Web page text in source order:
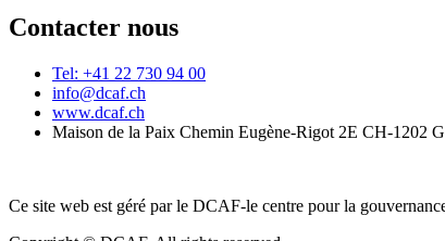
Contacter nous
Tel: +41 22 730 94 00
info@dcaf.ch
www.dcaf.ch
Maison de la Paix Chemin Eugène-Rigot 2E CH-1202
Ce site web est géré par le DCAF-le centre pour la